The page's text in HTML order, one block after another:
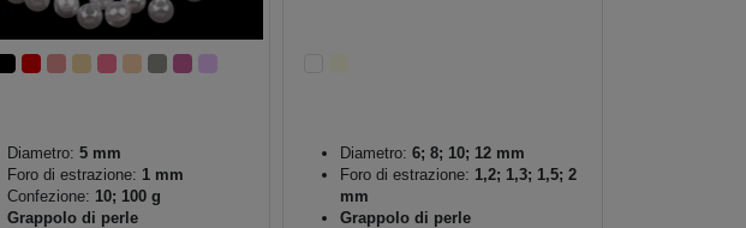
Diametro: 5 mm
Foro di estrazione: 1 mm
Confezione: 10; 100 g
Grappolo di perle
Diametro: 6; 8; 10; 12 mm
Foro di estrazione: 1,2; 1,3; 1,5; 2
mm
Grappolo di perle